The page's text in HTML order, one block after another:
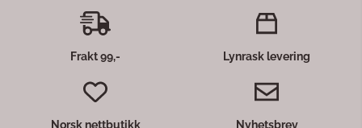
Frakt 99,- Lynrask levering
Norsk nettbutikk Nyhetsbrev